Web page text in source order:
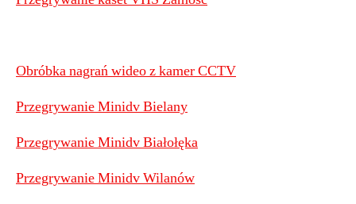
Obróbka nagrań wideo z kamer CCTV
Przegrywanie Minidv Bielany
Przegrywanie Minidv Białołęka
Przegrywanie Minidv Wilanów